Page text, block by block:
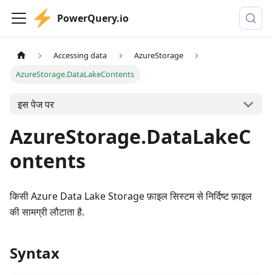
PowerQuery.io
Accessing data
AzureStorage
AzureStorage.DataLakeContents
इस पेज पर
AzureStorage.DataLakeC
ontents
किसी Azure Data Lake Storage फ़ाइल सिस्टम से निर्दिष्ट फ़ाइल
की सामग्री लौटाता है.
Syntax